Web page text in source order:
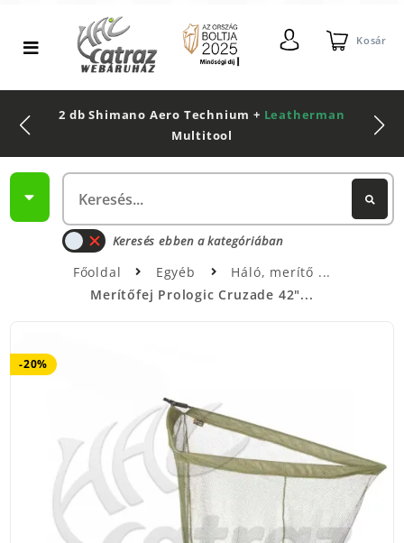
Kosár
2 db Shimano Aero Technium + Leatherman
Multitool
Keresés ebben a kategóriában
Főoldal Egyéb
Háló, merítő
Merítőfej Prologic Cruzade 42"...
-20%